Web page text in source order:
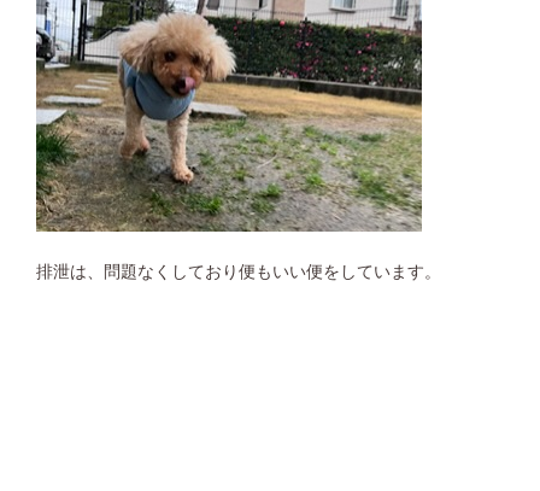
排泄は、問題なくしており便もいい便をしています。